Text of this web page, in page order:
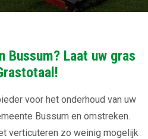
Bussum? Laat uw gras
voor het onderhoud van uw
Bussum en omstreken.
verticuteren zo weinig mogelijk